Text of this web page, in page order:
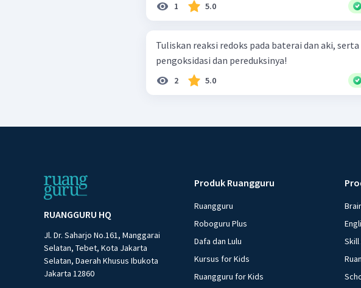
1 5.0
Tuliskan reaksi redoks pada baterai dan aki,
pengoksidasi dan pereduksinya!
2 5.0
RUANGGURU HQ
Jl. Dr. Saharjo No.161, Manggarai
Selatan, Tebet, Kota Jakarta
Selatan, Daerah Khusus Ibukota
Jakarta 12860
Produk Ruangguru
Ruangguru
Roboguru Plus
Dafa dan Lulu
Kursus for Kids
Ruangguru for Kids